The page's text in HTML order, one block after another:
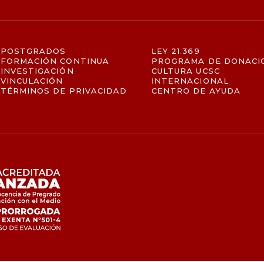
POSTGRADOS
FORMACIÓN CONTINUA
INVESTIGACIÓN
VINCULACIÓN
TÉRMINOS DE PRIVACIDAD
LEY 21.369
PROGRAMA DE
CULTURA UCSC
INTERNACIONAL
CENTRO DE AYUDA